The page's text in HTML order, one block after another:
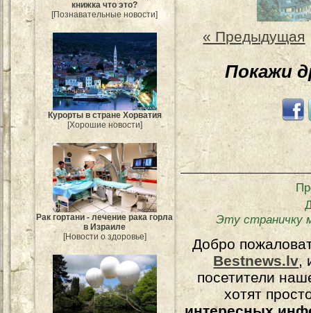
книжка что это?
[Познавательные новости]
Курорты в стране Хорватия
[Хорошие новости]
Рак гортани - лечение рака горла
в Израиле
[Новости о здоровье]
« Предыдущая
Покажи
Эту страничку
Добро
Bestnews.lv,
посетители
хотят